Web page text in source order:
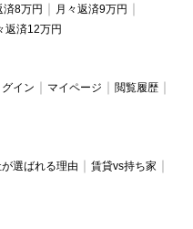
済8万円
月々返済9万円
返済12万円
グイン マイページ
閲覧履歴
選ばれる理由
賃貸vs持ち家